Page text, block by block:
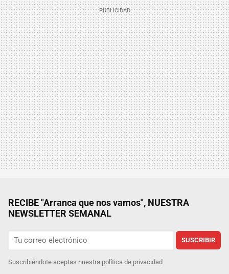
RECIBE "Arranca que nos vamos", NUESTRA
NEWSLETTER SEMANAL
SUSCRIBIR
Suscribiéndote aceptas nuestra política de privacidad